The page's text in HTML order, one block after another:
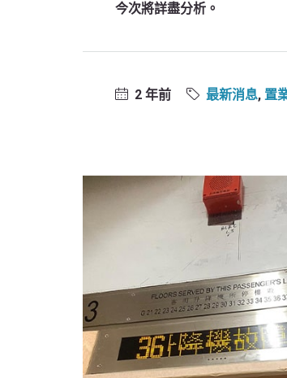
今次將詳盡分析。
2 年前 最新消息, 置